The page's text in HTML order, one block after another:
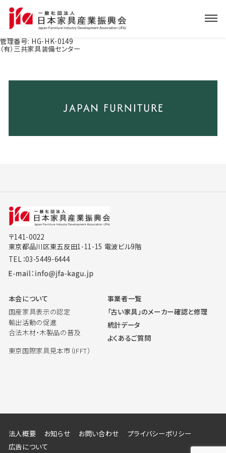
管理番号: HG-HK-0149
（有）三共家具装備センター
〒141-0022
東京都品川区東五反田1-11-15 電波ビル9階
TEL：03-5449-6444
本会について
国産家具表示の認定
輸出活動の促進
合法木材・木製品の普及
東京国際家具見本市（IFFT）
事業者一覧
「古い家具」のメーカー確認と修理
統計データ
よくあるご質問
法人概要 お知らせ お問い合わせ
プライバシーポリシー
広告について